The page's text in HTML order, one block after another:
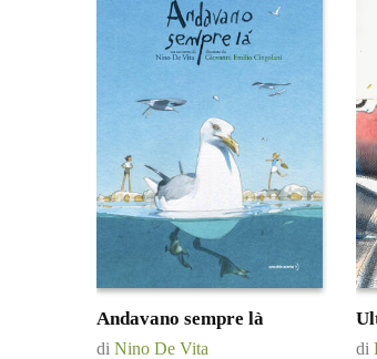
Andavano sempre là
di Nino De Vita
di